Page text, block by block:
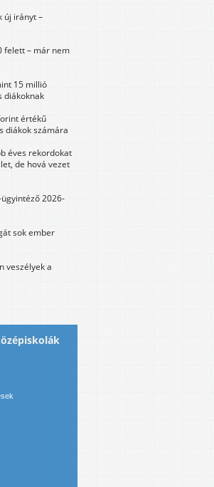
új irányt –
felett – már nem
15 millió
diákoknak
értékű
diákok számára
éves rekordokat
de hová vezet
2026-
sok ember
veszélyek a